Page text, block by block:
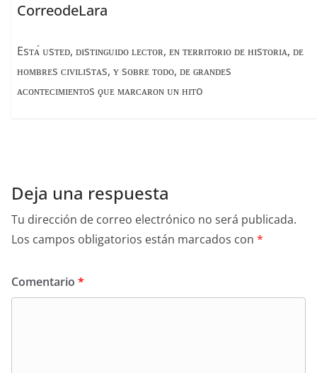
CorreodeLara
Esᴛᴀ́ ᴜsᴛᴇᴅ, ᴅɪsᴛɪɴɢᴜɪᴅᴏ ʟᴇᴄᴛᴏʀ, ᴇɴ ᴛᴇʀʀɪᴛᴏʀɪᴏ ᴅᴇ ʜɪsᴛᴏʀɪᴀ, ᴅᴇ
ʜᴏᴍʙʀᴇs ᴄɪᴠɪʟɪsᴛᴀs, ʏ sᴏʙʀᴇ ᴛᴏᴅᴏ, ᴅᴇ ɢʀᴀɴᴅᴇs
ᴀᴄᴏɴᴛᴇᴄɪᴍɪᴇɴᴛᴏs ϙᴜᴇ ᴍᴀʀᴄᴀʀᴏɴ ᴜɴ ʜɪᴛo
Deja una respuesta
Tu dirección de correo electrónico no será publicada.
Los campos obligatorios están marcados con *
Comentario *